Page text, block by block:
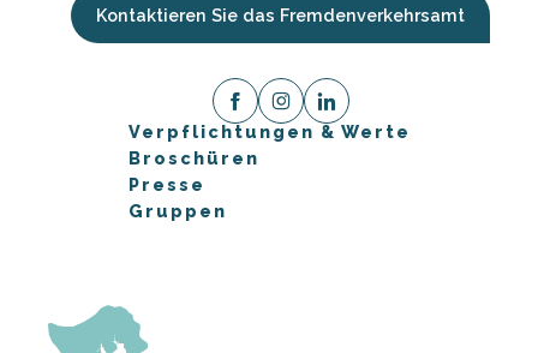
Kontaktieren Sie das Fremdenverkehrsamt
Verpflichtungen & Werte
Broschüren
Presse
Gruppen